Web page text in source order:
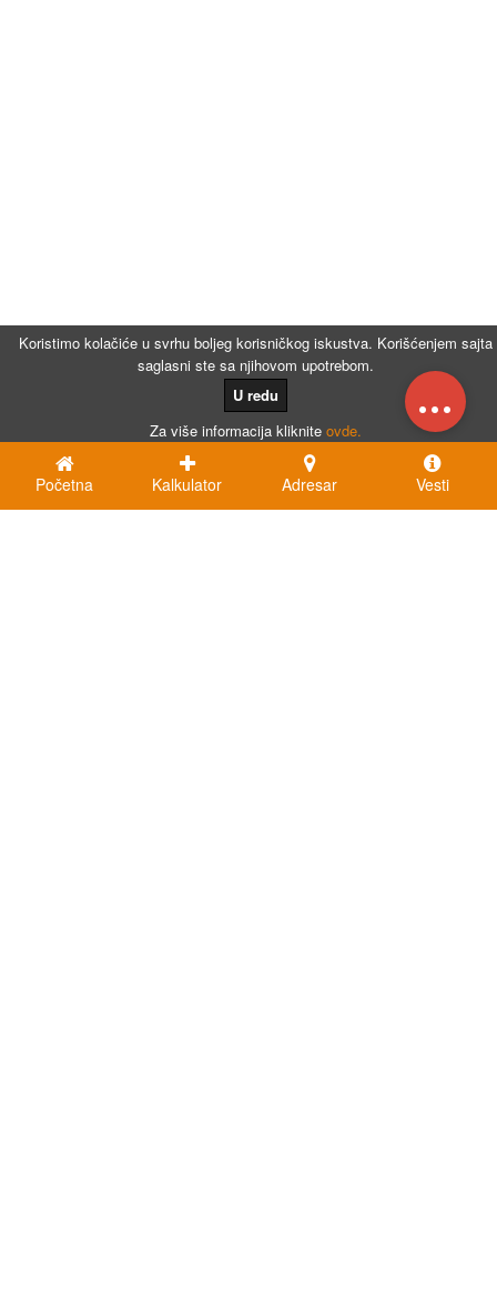
Koristimo kolačiće u svrhu boljeg korisničkog iskustva. Korišćenjem sajta
saglasni ste sa njihovom upotrebom.
U redu
Za više informacija kliknite ovde.
...
Početna Kalkulator Adresar Vesti